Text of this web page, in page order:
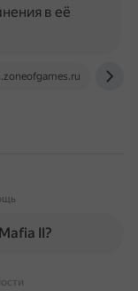
в её
II?